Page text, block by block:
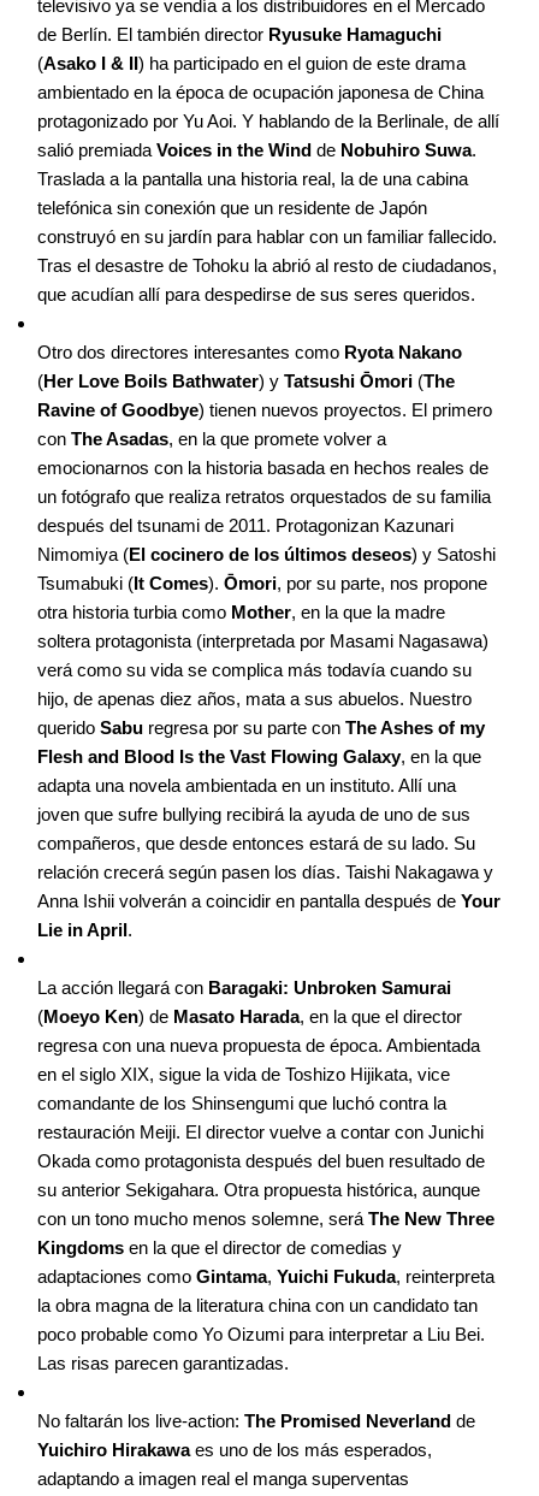
televisivo ya se vendía a los distribuidores en el Mercado
de Berlín. El también director Ryusuke Hamaguchi
(Asako I & II) ha participado en el guion de este drama
ambientado en la época de ocupación japonesa de China
protagonizado por Yu Aoi. Y hablando de la Berlinale, de allí
salió premiada Voices in the Wind de Nobuhiro Suwa.
Traslada a la pantalla una historia real, la de una cabina
telefónica sin conexión que un residente de Japón
construyó en su jardín para hablar con un familiar fallecido.
Tras el desastre de Tohoku la abrió al resto de ciudadanos,
que acudían allí para despedirse de sus seres queridos.
Otro dos directores interesantes como Ryota Nakano
(Her Love Boils Bathwater) y Tatsushi Ōmori (The
Ravine of Goodbye) tienen nuevos proyectos. El primero
con The Asadas, en la que promete volver a
emocionarnos con la historia basada en hechos reales de
un fotógrafo que realiza retratos orquestados de su familia
después del tsunami de 2011. Protagonizan Kazunari
Nimomiya (El cocinero de los últimos deseos) y Satoshi
Tsumabuki (It Comes). Ōmori, por su parte, nos propone
otra historia turbia como Mother, en la que la madre
soltera protagonista (interpretada por Masami Nagasawa)
verá como su vida se complica más todavía cuando su
hijo, de apenas diez años, mata a sus abuelos. Nuestro
querido Sabu regresa por su parte con The Ashes of my
Flesh and Blood Is the Vast Flowing Galaxy, en la que
adapta una novela ambientada en un instituto. Allí una
joven que sufre bullying recibirá la ayuda de uno de sus
compañeros, que desde entonces estará de su lado. Su
relación crecerá según pasen los días. Taishi Nakagawa y
Anna Ishii volverán a coincidir en pantalla después de Your
Lie in April.
La acción llegará con Baragaki: Unbroken Samurai
(Moeyo Ken) de Masato Harada, en la que el director
regresa con una nueva propuesta de época. Ambientada
en el siglo XIX, sigue la vida de Toshizo Hijikata, vice
comandante de los Shinsengumi que luchó contra la
restauración Meiji. El director vuelve a contar con Junichi
Okada como protagonista después del buen resultado de
su anterior Sekigahara. Otra propuesta histórica, aunque
con un tono mucho menos solemne, será The New Three
Kingdoms en la que el director de comedias y
adaptaciones como Gintama, Yuichi Fukuda, reinterpreta
la obra magna de la literatura china con un candidato tan
poco probable como Yo Oizumi para interpretar a Liu Bei.
Las risas parecen garantizadas.
No faltarán los live-action: The Promised Neverland de
Yuichiro Hirakawaes uno de los más esperados,
adaptando a imagen real el manga superventas